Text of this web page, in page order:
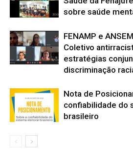
sobre saúde
FENAMP e
Coletivo
estratégias
discriminação
Nota de
confiabilidade do
brasileiro